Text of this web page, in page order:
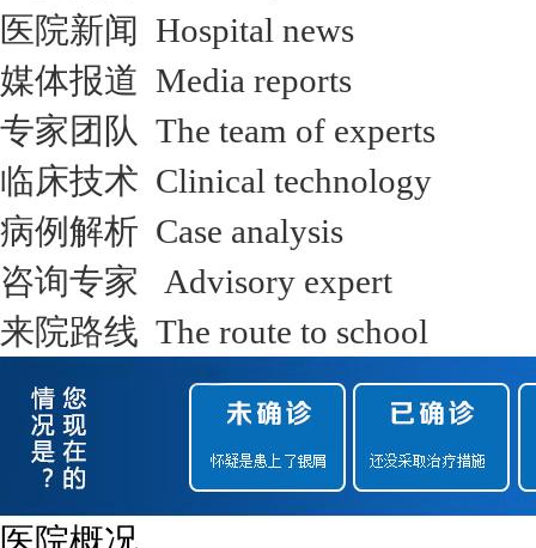
医院新闻 Hospital news
媒体报道 Media reports
专家团队 The team of experts
临床技术 Clinical technology
病例解析 Case analysis
咨询专家 Advisory expert
来院路线 The route to school